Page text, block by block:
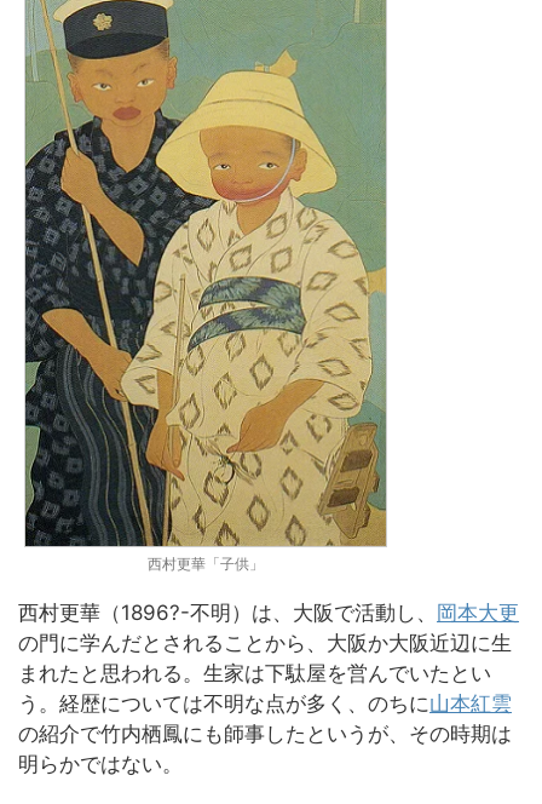
西村更華「子供」
西村更華（1896?-不明）は、大阪で活動し、 岡本大更
の門に学んだとされることから、大阪か大阪近辺に生
まれたと思われる。生家は下駄屋を営んでいたとい
う。経歴については不明な点が多く、のちに山本紅雲
の紹介で竹内栖鳳にも師事したというが、その時期は
明らかではない。